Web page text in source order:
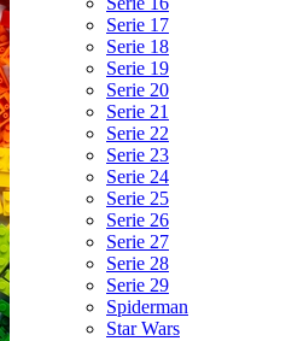
Serie 17
Serie 18
Serie 19
Serie 20
Serie 21
Serie 22
Serie 23
Serie 24
Serie 25
Serie 26
Serie 27
Serie 28
Serie 29
Spiderman
Star Wars